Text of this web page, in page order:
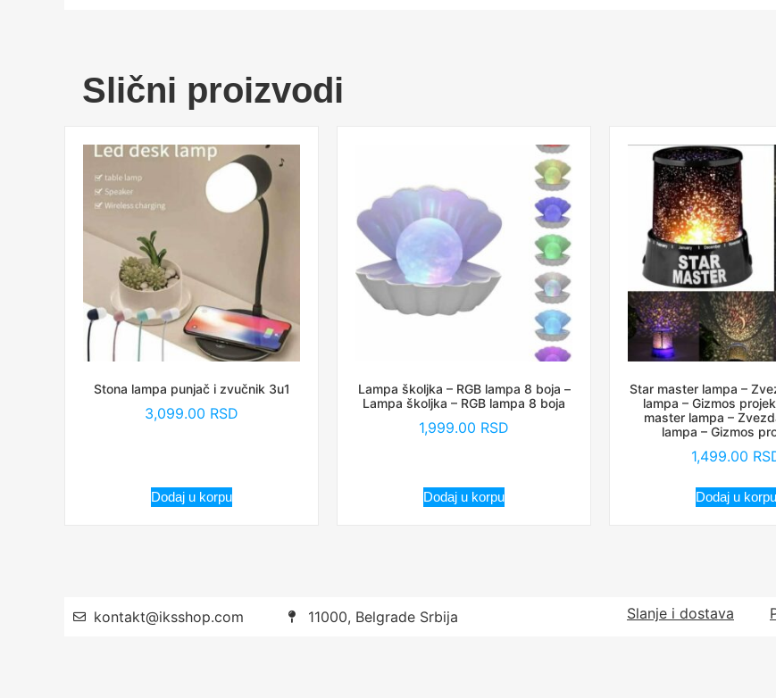
Slični proizvodi
Stona lampa punjač i zvučnik 3u1
3,099.00 RSD
Dodaj u korpu
Lampa školjka – RGB lampa 8 boja –
Lampa školjka – RGB lampa 8 boja
1,999.00 RSD
Dodaj u korpu
Star master lampa –
lampa – Gizmos
master lampa –
lampa – Gizmos
1,499.00
Dodaj u korpu
kontakt@iksshop.com 11000, Belgrade Srbija Slanje i dostava